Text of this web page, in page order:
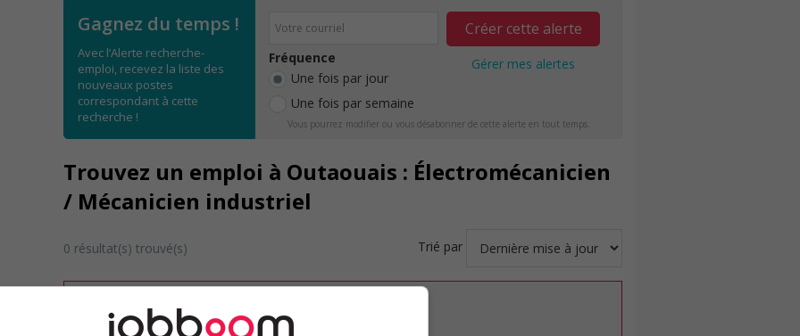
Gagnez du temps !
Avec l’Alerte recherche-
emploi, recevez la liste des
nouveaux postes
correspondant à cette
recherche !
Fréquence
Une fois par jour
Une fois par semaine
Créer cette alerte
Gérer mes alertes
Vous pourrez modifier ou vous désabonner de cette alerte en tout temps.
Trouvez un emploi à Outaouais : Électromécanicien
/ Mécanicien industriel
0 résultat(s) trouvé(s) Trié par
Désolé, cette recherche n'a produit aucun résultat.
Veuillez faire une nouvelle recherche.